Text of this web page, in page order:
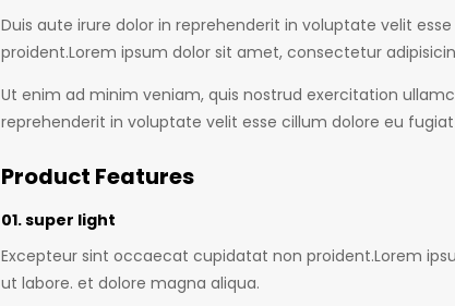
Duis aute irure dolor in reprehenderit in voluptate velit
proident.Lorem ipsum dolor sit amet, consectetur
Ut enim ad minim veniam, quis nostrud exercitation
reprehenderit in voluptate velit esse cillum dolore eu
Product Features
01. super light
Excepteur sint occaecat cupidatat non proident.Lorem
ut labore. et dolore magna aliqua.